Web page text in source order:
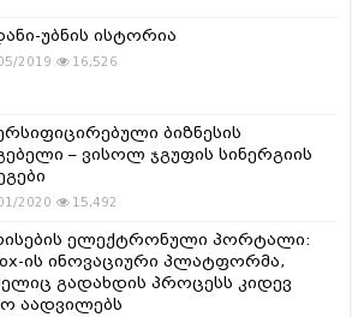
უბნის ისტორია
2019 16,526
ბიზნესის
– ვისოლ ჯგუფის სინერგიის
2020 15,492
ელექტრონული პორტალი:
ის ინოვაციური პლატფორმა,
გადახდის პროცესს კიდევ
აადვილებს